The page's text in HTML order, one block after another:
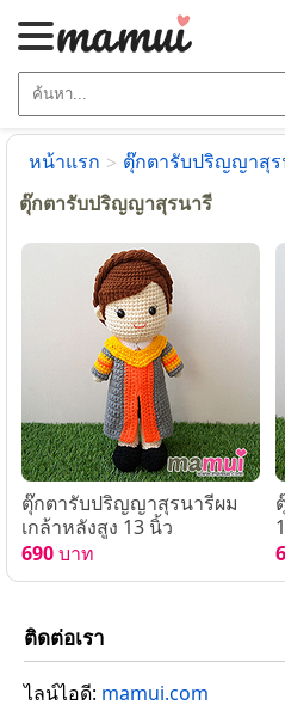
หน้าแรก > ตุ๊กตารับปริญญาสุร
ตุ๊กตารับปริญญาสุรนารี
ตุ๊กตารับปริญญาสุรนารีผม
เกล้าหลังสูง 13 นิ้ว
690บาท
ติดต่อเรา
ไลน์ไอดี: mamui.com